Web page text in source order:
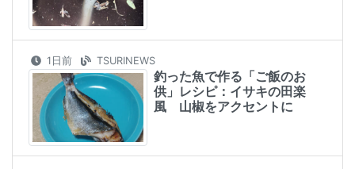
1日前 TSURINEWS
釣った魚で作る「ご飯のお
供」レシピ：イサキの田楽
風 山椒をアクセントに